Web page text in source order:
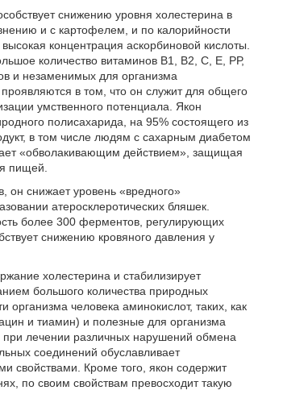
снижению уровня холестерина в
и с картофелем, и по калорийности
концентрация аскорбиновой кислоты.
количество витаминов B1, В2, С, Е, РР,
и незаменимых для организма
в том, что он служит для общего
умственного потенциала. Якон
полисахарида, на 95% состоящего из
в том числе людям с сахарным диабетом
«обволакивающим действием», защищая
пищей.
он снижает уровень «вредного»
атеросклеротических бляшек.
более 300 ферментов, регулирующих
снижению кровяного давления у
холестерина и стабилизирует
большого количества природных
человека аминокислот, таких, как
и тиамин) и полезные для организма
при лечении различных нарушений обмена
соединений обуславливает
свойствами. Кроме того, якон содержит
по своим свойствам превосходит такую